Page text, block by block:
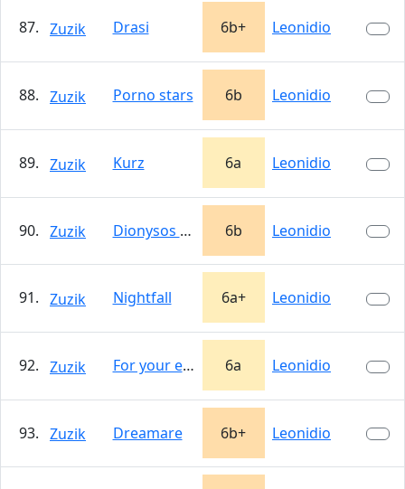
87. Zuzik Drasi 6b+ Leonidio
88. Zuzik Porno stars 6b Leonidio
89. Zuzik Kurz 6a Leonidio
90. Zuzik Dionysos plaka 6b Leonidio
91. Zuzik Nightfall 6a+ Leonidio
92. Zuzik For your eyes only 6a Leonidio
93. Zuzik Dreamare 6b+ Leonidio